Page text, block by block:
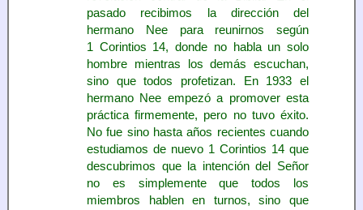
pasado recibimos la dirección del
hermano Nee para reunirnos según
1 Corintios 14, donde no habla un solo
hombre mientras los demás escuchan,
sino que todos profetizan. En 1933 el
hermano Nee empezó a promover esta
práctica firmemente, pero no tuvo éxito.
No fue sino hasta años recientes cuando
estudiamos de nuevo 1 Corintios 14 que
descubrimos que la intención del Señor
no es simplemente que todos los
miembros hablen en turnos, sino que